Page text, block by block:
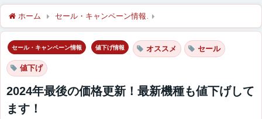
ホーム セール・キャンペーン情報
セール・キャンペーン情報 値下げ情報 オススメ セール
値下げ
2024年最後の価格更新！最新機種も値下げして
ます！